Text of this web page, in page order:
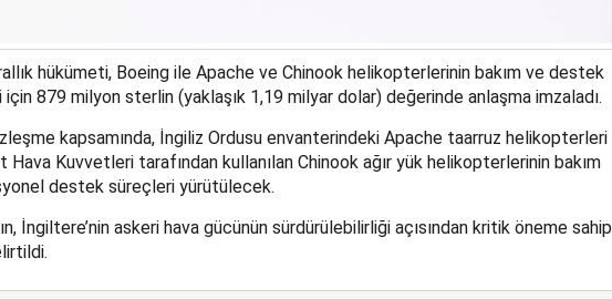
hükümeti, Boeing ile Apache ve Chinook helikopterlerinin bakım ve destek
879 milyon sterlin (yaklaşık 1,19 milyar dolar) değerinde anlaşma imzaladı.
kapsamında, İngiliz Ordusu envanterindeki Apache taarruz helikopterleri
Hava Kuvvetleri tarafından kullanılan Chinook ağır yük helikopterlerinin bakım
destek süreçleri yürütülecek.
İngiltere’nin askeri hava gücünün sürdürülebilirliği açısından kritik öneme sahip